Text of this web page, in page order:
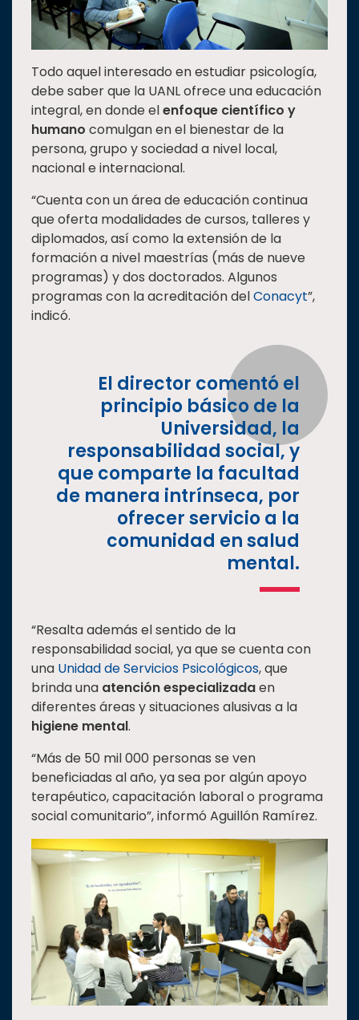
Todo aquel interesado en estudiar psicología,
debe saber que la UANL ofrece una educación
integral, en donde elenfoque científico y
humano comulgan en el bienestar de la
persona, grupo y sociedad a nivel local,
nacional e internacional.
“Cuenta con un área de educación continua
que oferta modalidades de cursos, talleres y
diplomados, así como la extensión de la
formación a nivel maestrías (más de nueve
programas) y dos doctorados. Algunos
programas con la acreditación delConacyt”,
indicó.
El director comentó el
principio básico de la
Universidad, la
responsabilidad social, y
que comparte la facultad
de manera intrínseca, por
ofrecer servicio a la
comunidad en salud
mental.
“Resalta además el sentido de la
responsabilidad social, ya que se cuenta con
una Unidad de Servicios Psicológicos, que
brinda una atención especializadaen
diferentes áreas y situaciones alusivas a la
higiene mental.
“Más de 50 mil 000 personas se ven
beneficiadas al año, ya sea por algún apoyo
terapéutico, capacitación laboral o programa
social comunitario”, informó Aguillón Ramírez.